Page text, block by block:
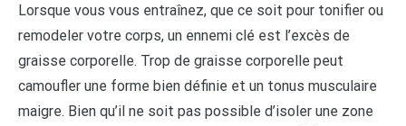
Lorsque vous vous entraînez, que ce soit pour tonifier ou
remodeler votre corps, un ennemi clé est l’excès de
graisse corporelle. Trop de graisse corporelle peut
camoufler une forme bien définie et un tonus musculaire
maigre. Bien qu’il ne soit pas possible d’isoler une zone